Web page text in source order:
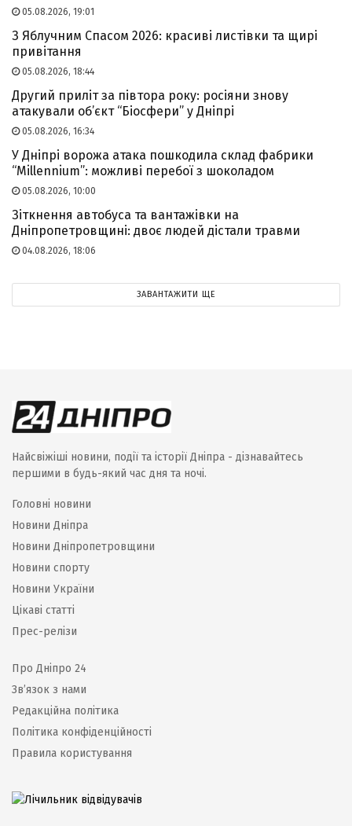
05.08.2026, 19:01
З Яблучним Спасом 2026: красиві листівки та щирі
привітання
05.08.2026, 18:44
Другий приліт за півтора року: росіяни знову
атакували об’єкт “Біосфери” у Дніпрі
05.08.2026, 16:34
У Дніпрі ворожа атака пошкодила склад фабрики
“Millennium”: можливі перебої з шоколадом
05.08.2026, 10:00
Зіткнення автобуса та вантажівки на
Дніпропетровщині: двоє людей дістали травми
04.08.2026, 18:06
ЗАВАНТАЖИТИ ЩЕ
Найсвіжіші новини, події та історії Дніпра - дізнавайтесь
першими в будь-який час дня та ночі.
Головні новини
Новини Дніпра
Новини Дніпропетровщини
Новини спорту
Новини України
Цікаві статті
Прес-релізи
Про Дніпро 24
Зв’язок з нами
Редакційна політика
Політика конфіденційності
Правила користування